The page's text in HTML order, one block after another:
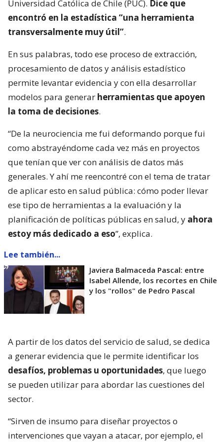
Universidad Católica de Chile (PUC). Dice que
encontró en la estadística “una herramienta
transversalmente muy útil”.
En sus palabras, todo ese proceso de extracción,
procesamiento de datos y análisis estadístico
permite levantar evidencia y con ella desarrollar
modelos para generar herramientas que apoyen
la toma de decisiones.
“De la neurociencia me fui deformando porque fui
como abstrayéndome cada vez más en proyectos
que tenían que ver con análisis de datos más
generales. Y ahí me reencontré con el tema de tratar
de aplicar esto en salud pública: cómo poder llevar
ese tipo de herramientas a la evaluación y la
planificación de políticas públicas en salud, y ahora
estoy más dedicado a eso”, explica.
Lee también...
Javiera Balmaceda Pascal: entre
Isabel Allende, los recortes en Chile
y los "rollos" de Pedro Pascal
A partir de los datos del servicio de salud, se dedica
a generar evidencia que le permite identificar los
desafíos, problemas u oportunidades, que luego
se pueden utilizar para abordar las cuestiones del
sector.
“Sirven de insumo para diseñar proyectos o
intervenciones que vayan a atacar, por ejemplo, el